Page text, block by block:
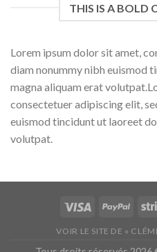
THIS IS A BOLD
Lorem ipsum dolor sit amet,
diam nonummy nibh euismod
magna aliquam erat
consectetuer adipiscing elit,
euismod tincidunt ut laoreet
volutpat.
VOIR LE SITE DE «